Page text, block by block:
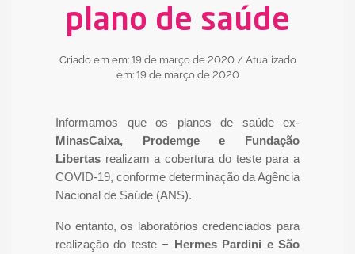
plano de saúde
Criado em em: 19 de março de 2020 / Atualizado
em: 19 de março de 2020
Informamos que os planos de saúde ex-
MinasCaixa, Prodemge e Fundação
Libertas realizam a cobertura do teste para a
COVID-19, conforme determinação da Agência
Nacional de Saúde (ANS).
No entanto, os laboratórios credenciados para
realização do teste − Hermes Pardini e São